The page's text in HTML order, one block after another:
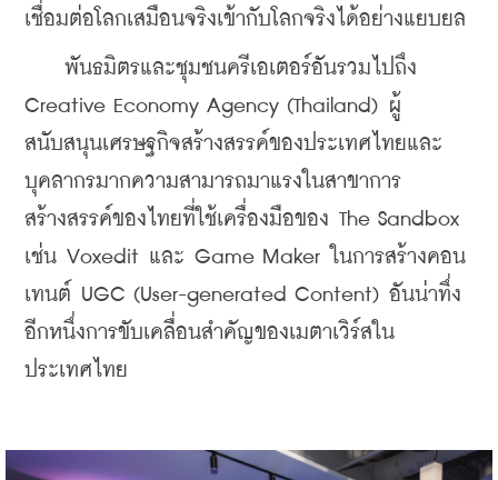
เชื่อมต่อโลกเสมือนจริงเข้ากับโลกจริงได้อย่างแยบยล
พันธมิตรและชุมชนครีเอเตอร์อันรวมไปถึง
Creative Economy Agency (Thailand) ผู้
สนับสนุนเศรษฐกิจสร้างสรรค์ของประเทศไทยและ
บุคลากรมากความสามารถมาแรงในสาขาการ
สร้างสรรค์ของไทยที่ใช้เครื่องมือของ The Sandbox
เช่น Voxedit และ Game Maker ในการสร้างคอน
เทนต์ UGC (User-generated Content) อันน่าทึ่ง
อีกหนึ่งการขับเคลื่อนสำคัญของเมตาเวิร์สใน
ประเทศไทย